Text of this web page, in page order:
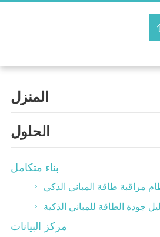
المنزل
الحلول
بناء متكامل
مراقبة طاقة المباني الذكي
جودة الطاقة للمباني الذكية
مركز البيانات